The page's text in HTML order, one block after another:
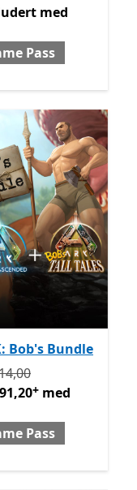
med Game Pass
med
Pass
Bob's Bundle
kr 614,00 nå
+ med
Pass